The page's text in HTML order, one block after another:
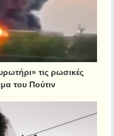
τις ρωσικές
του Πούτιν